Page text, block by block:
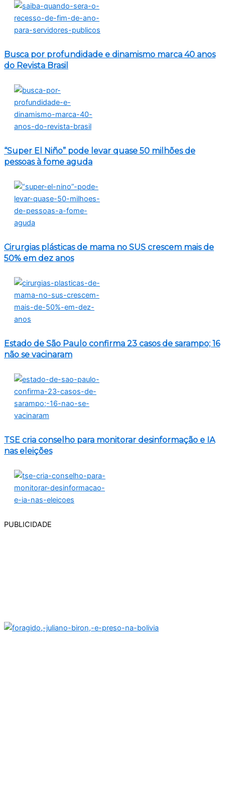
Busca por profundidade e dinamismo marca 40 anos
do Revista Brasil
“Super El Niño” pode levar quase 50 milhões de
pessoas à fome aguda
Cirurgias plásticas de mama no SUS crescem mais de
50% em dez anos
Estado de São Paulo confirma 23 casos de sarampo; 16
não se vacinaram
TSE cria conselho para monitorar desinformação e IA
nas eleições
PUBLICIDADE